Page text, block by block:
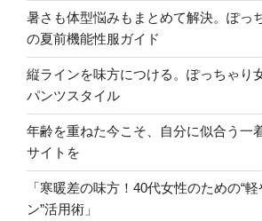
暑さも体型悩みもまとめて解決。ぽっ
の夏前機能性服ガイド
縦ラインを味方につける。ぽっちゃり
パンツスタイル
年齢を重ねた今こそ、自分に似合う一
サイトを
「寒暖差の味方！40代女性のための“
ン”活用術」